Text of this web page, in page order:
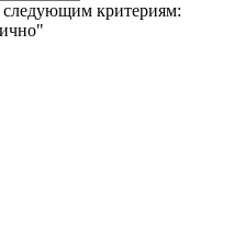
критериям: